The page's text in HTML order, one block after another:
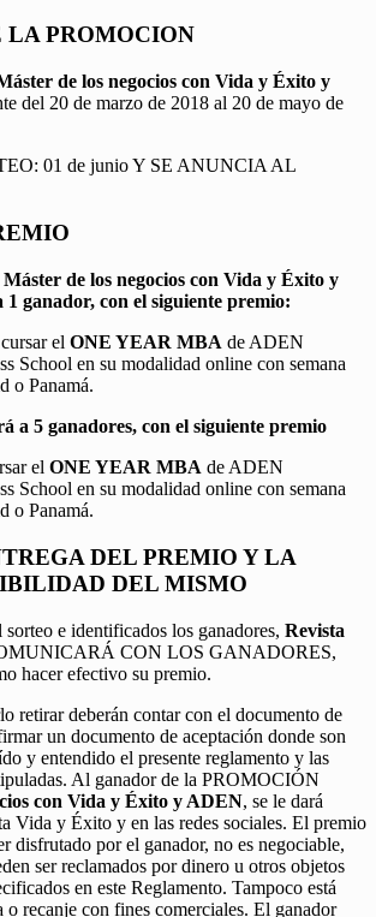
LA PROMOCION
de los negocios con Vida y Éxito y
del 20 de marzo de 2018 al 20 de mayo de
01 de junio Y SE ANUNCIA AL
Máster de los negocios con Vida y Éxito y
1 ganador, con el siguiente premio:
el ONE YEAR MBA de ADEN
School en su modalidad online con semana
o Panamá.
a 5 ganadores, con el siguiente premio
el ONE YEAR MBA de ADEN
School en su modalidad online con semana
o Panamá.
DEL PREMIO Y LA
DEL MISMO
e identificados los ganadores, Revista
CON LOS GANADORES,
hacer efectivo su premio.
retirar deberán contar con el documento de
un documento de aceptación donde son
y entendido el presente reglamento y las
Al ganador de la PROMOCIÓN
con Vida y Éxito y ADEN, se le dará
Vida y Éxito y en las redes sociales. El premio
disfrutado por el ganador, no es negociable,
ser reclamados por dinero u otros objetos
en este Reglamento. Tampoco está
o recanje con fines comerciales. El ganador